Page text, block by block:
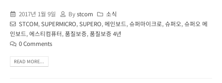
2017년 1월 9일 Bystcom
소식
STCOM,SUPERMICRO,SUPERO, 메인보드,슈퍼마이크로,슈퍼오,슈퍼오 메
인보드,에스티컴퓨터,품질보증,품질보증 4년
0 Comments
READ MORE...